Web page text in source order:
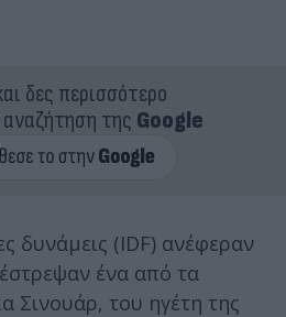
δες περισσότερο
της Google
δυνάμεις (IDF) ανέφεραν
ένα από τα
Σινουάρ, του ηγέτη της